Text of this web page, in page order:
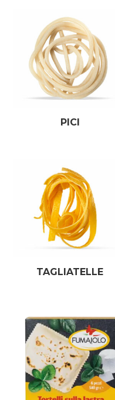
PICI
TAGLIATELLE